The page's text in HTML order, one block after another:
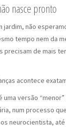
nasce pronto
jardim, não
tempo nem da
precisam de mais
acontece
uma versão
num processo
neurocientista,